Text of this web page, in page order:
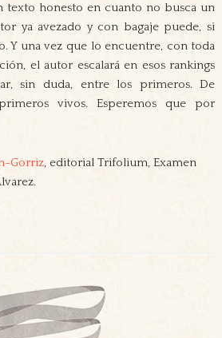
texto honesto en cuanto no busca un
ya avezado y con bagaje puede, si
Y una vez que lo encuentre, con toda
el autor escalará en esos rankings
sin duda, entre los primeros. De
vivos. Esperemos que por
Gorriz, editorial Trifolium, Examen